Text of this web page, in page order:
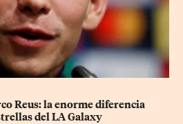
Reus: la enorme diferencia
del LA Galaxy